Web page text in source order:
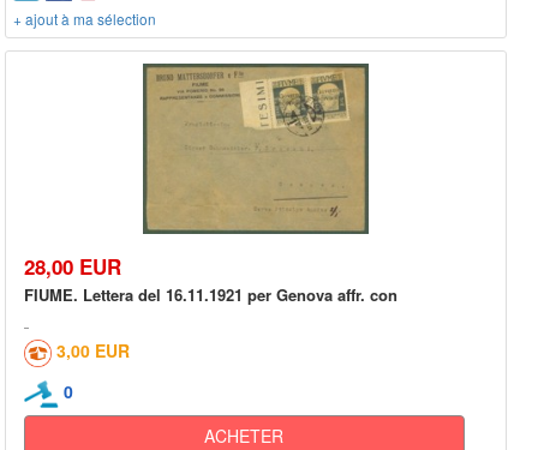
+ ajout à ma sélection
28,00 EUR
FIUME. Lettera del 16.11.1921 per Genova affr. con
3,00 EUR
0
ACHETER